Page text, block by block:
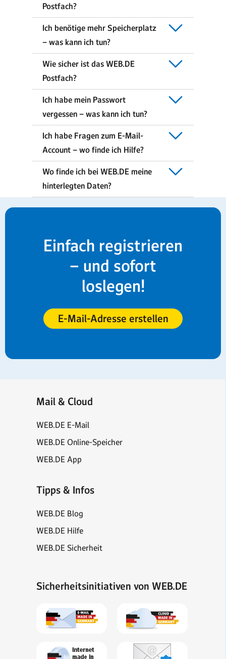
Postfach?
Ich benötige mehr Speicherplatz
– was kann ich tun?
Wie sicher ist das WEB.DE
Postfach?
Ich habe mein Passwort
vergessen – was kann ich tun?
Ich habe Fragen zum E-Mail-
Account – wo finde ich Hilfe?
Wo finde ich bei WEB.DE meine
hinterlegten Daten?
Einfach registrieren
– und sofort
loslegen!
E-Mail-Adresse erstellen
Mail & Cloud
WEB.DE E-Mail
WEB.DE Online-Speicher
WEB.DE App
Tipps & Infos
WEB.DE Blog
WEB.DE Hilfe
WEB.DE Sicherheit
Sicherheitsinitiativen von WEB.DE